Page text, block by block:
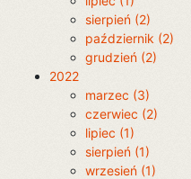
sierpień (2)
październik (2)
grudzień (2)
2022
marzec (3)
czerwiec (2)
lipiec (1)
sierpień (1)
wrzesień (1)